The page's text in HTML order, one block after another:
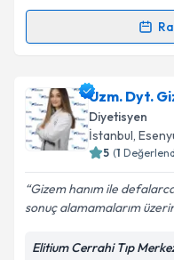
Randevu
Dyt. Berfin Özen
oluşturun. Size bu
takvim
Kişisel
Uzm. Dyt.
Diyetisyen
İstanbul,
5 (1
Gizem hanım ile
sonuç alamamalarım
Elitium Cerrahi Tıp